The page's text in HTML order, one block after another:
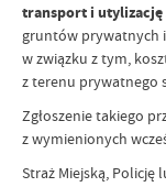
transport i utylizację
gruntów prywatnych
w związku z tym,
z terenu prywatnego
Zgłoszenie takiego
z wymienionych
Straż Miejską, Policję